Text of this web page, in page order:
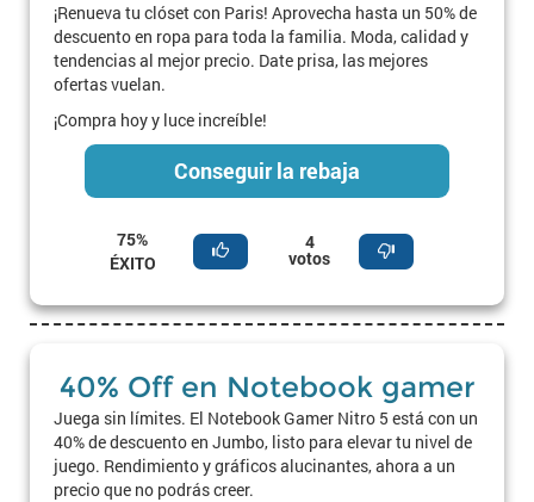
¡Renueva tu clóset con Paris! Aprovecha hasta un 50% de
descuento en ropa para toda la familia. Moda, calidad y
tendencias al mejor precio. Date prisa, las mejores
ofertas vuelan.
¡Compra hoy y luce increíble!
Conseguir la rebaja
75%
ÉXITO
4
votos
40% Off en Notebook gamer
Juega sin límites. El Notebook Gamer Nitro 5 está con un
40% de descuento en Jumbo, listo para elevar tu nivel de
juego. Rendimiento y gráficos alucinantes, ahora a un
precio que no podrás creer.